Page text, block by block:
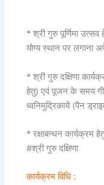
* श्री गुरु पूर्णिमा उत्सव
योग्य स्थान पर लगाना
* श्री गुरु दक्षिणा
हेतु) एवं पूजन के समय
ध्वनिमुद्रिकायें (पैन
* रक्षाबन्धन
#श्री गुरु दक्षिणा
कार्यक्रम विधि :